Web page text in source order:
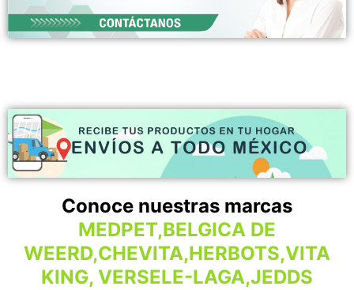
Conoce nuestras marcas
MEDPET,BELGICA DE
WEERD,CHEVITA,HERBOTS,VITA
KING, VERSELE-LAGA,JEDDS